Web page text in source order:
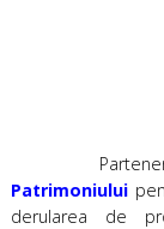
Patrimoniului
derularea de